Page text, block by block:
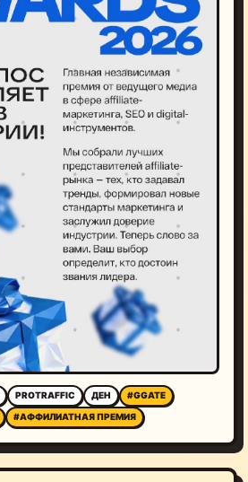
PROTRAFFIC ДЕН
#GGATE
#АФФИЛИАТНАЯ ПРЕМИЯ